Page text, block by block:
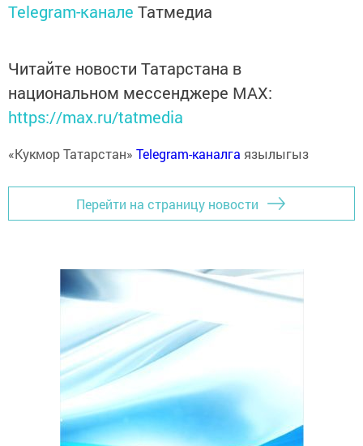
Telegram-канале Татмедиа
Читайте новости Татарстана в
национальном мессенджере MАХ:
https://max.ru/tatmedia
«Кукмор Татарстан» Telegram-каналга язылыгыз
Перейти на страницу новости